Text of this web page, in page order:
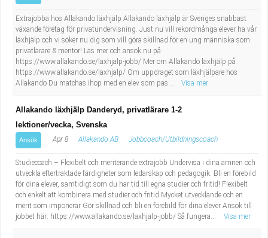
Installation, drift, underhåll
Kropps- och skönhetsvård
Militärt arbete
Naturbruk
Naturvetenskapligt arbete
Pedagogiskt arbete
Tandsköterska
Budbilsförare
Lärare i fritidshem/Fritidspedagog
Taxiförare/Taxichaufför
Läkarsekreterare/Vårdadmin/Medicinsk
sekreterare
Extrajobba hos Allakando läxhjälp Allakando läxhjälp är Sveriges snabbast
växande företag för privatundervisning. Just nu vill rekordmånga elever ha vår
läxhjälp och vi söker nu dig som vill göra skillnad för en ung människa som
privatlärare & mentor! Läs mer och ansök nu på
https://www.allakando.se/laxhjalp-jobb/ Mer om Allakando läxhjälp på
https://www.allakando.se/laxhjalp/ Om uppdraget som läxhjälpare hos
Allakando Du matchas ihop med en elev som pas...
Visa mer
Allakando läxhjälp Danderyd, privatlärare 1-2
lektioner/vecka, Svenska
Ansök Apr 8 Allakando AB Jobbcoach/Utbildningscoach
Studiecoach – Flexibelt och meriterande extrajobb Undervisa i dina ämnen och
utveckla eftertraktade färdigheter som ledarskap och pedagogik. Bli en förebild
för dina elever, samtidigt som du har tid till egna studier och fritid! Flexibelt
och enkelt att kombinera med studier och fritid Mycket utvecklande och en
merit som imponerar Gör skillnad och bli en förebild för dina elever Ansök till
jobbet här: https://www.allakando.se/laxhjalp-jobb/ Så fungera...
Visa mer